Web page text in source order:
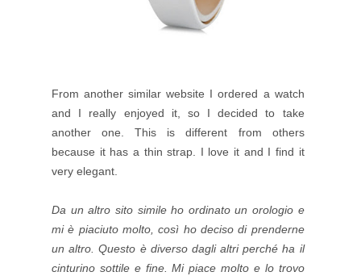
From another similar website I ordered a watch
and I really enjoyed it, so I decided to take
another one. This is different from others
because it has a thin strap. I love it and I find it
very elegant.
Da un altro sito simile ho ordinato un orologio e
mi è piaciuto molto, così ho deciso di prenderne
un altro. Questo è diverso dagli altri perché ha il
cinturino sottile e fine. Mi piace molto e lo trovo